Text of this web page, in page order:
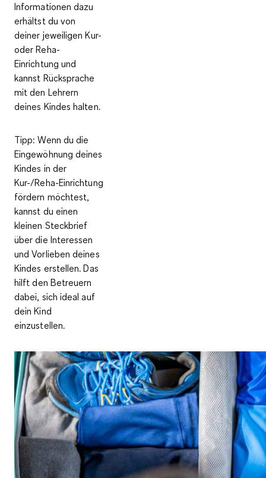
Informationen dazu
erhältst du von
deiner jeweiligen Kur-
oder Reha-
Einrichtung und
kannst Rücksprache
mit den Lehrern
deines Kindes halten.
Tipp: Wenn du die
Eingewöhnung deines
Kindes in der
Kur-/Reha-Einrichtung
fördern möchtest,
kannst du einen
kleinen Steckbrief
über die Interessen
und Vorlieben deines
Kindes erstellen. Das
hilft den Betreuern
dabei, sich ideal auf
dein Kind
einzustellen.